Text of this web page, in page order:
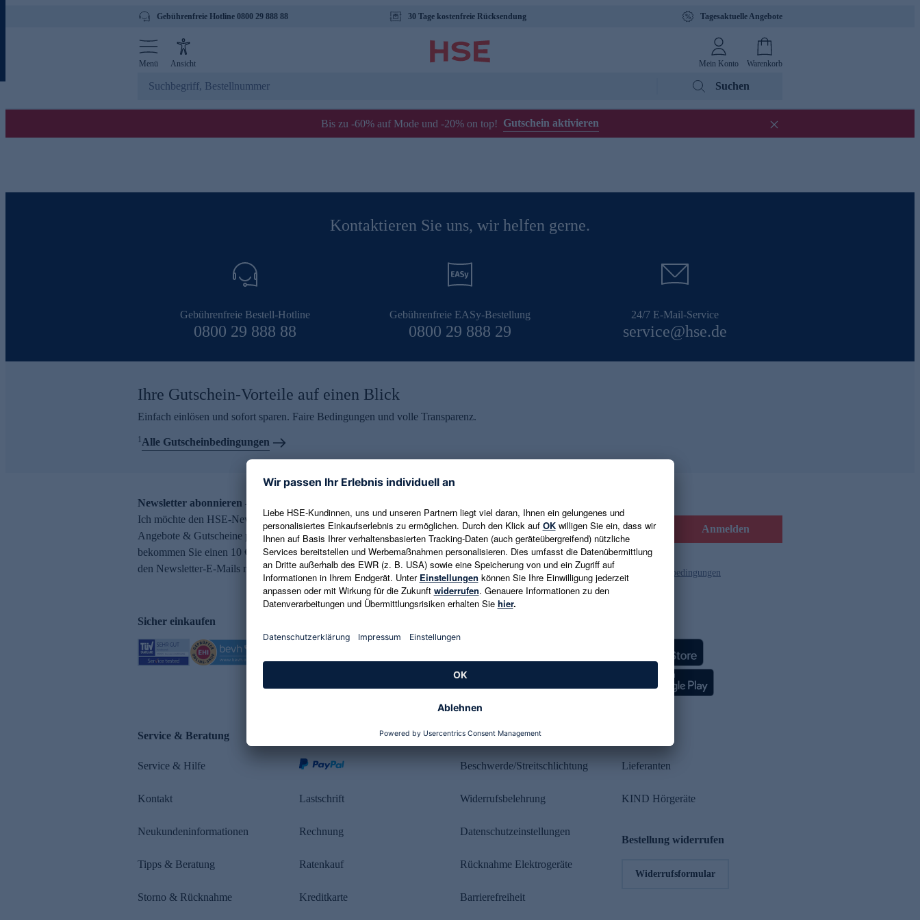
Gebührenfreie Hotline 0800 29 888 88 30 Tage kostenfreie Rücksendung Tagesaktuelle Angebote
Menü Ansicht Mein Konto Warenkorb
Suchen
Bis zu -60% auf Mode und -20% on top! Gutschein aktivieren
Kontaktieren Sie uns, wir helfen gerne.
Gebührenfreie Bestell-Hotline
0800 29 888 88
Gebührenfreie EASy-Bestellung
0800 29 888 29
24/7 E-Mail-Service
service@hse.de
Ihre Gutschein-Vorteile auf einen Blick
Einfach einlösen und sofort sparen. Faire Bedingungen und volle Transparenz.
1Alle Gutscheinbedingungen
Newsletter abonnieren – 10 € Gutschein erhalten
Ich möchte den HSE-Newsletter abonnieren und aktuelle Trends,
Angebote & Gutscheine per E-Mail erhalten. Als Dankeschön
bekommen Sie einen 10 € Gutschein. Eine Abmeldung ist jederzeit in
den Newsletter-E-Mails möglich.
E-Mail-Adresse eingeben Anmelden
Es gelten die Datenschutzrichtlinien und die Gutscheinbedingungen
Sicher einkaufen
Service & Beratung
Service & Hilfe
Kontakt
Neukundeninformationen
Tipps & Beratung
Storno & Rücknahme
Lastschrift
Rechnung
Ratenkauf
Kreditkarte
Rechtliches
Beschwerde/Streitschlichtung
Widerrufsbelehrung
Datenschutzeinstellungen
Rücknahme Elektrogeräte
Barrierefreiheit
Lieferanten
KIND Hörgeräte
Bestellung widerrufen
Widerrufsformular